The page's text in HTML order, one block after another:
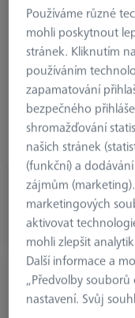
délka
materiál snímače
Stylus Tip
Shaft Material
Connection Type
Measuring Length
Ø Shaft (DS)
Stylus Type
€ 172.96
bez DPH
Vyrobeno na zakázku
Přímý snímač M5,
626115-1341-100
Používáme různé
mohli poskytnout
stránek. Kliknutím
používáním
zapamatování
bezpečného
shromažďování
našich stránek
(funkční) a
zájmům
marketingových
aktivovat
mohli zlepšit
Další informace a
„Předvolby
nastavení. Svůj